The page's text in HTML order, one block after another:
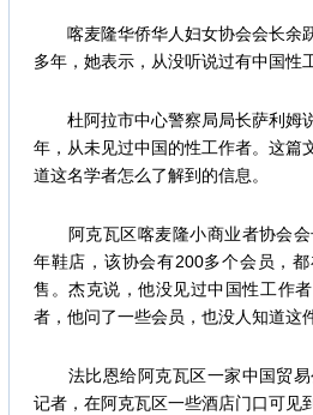
喀麦隆华侨华人妇女协会会长余
多年，她表示，从没听说过有中国性
杜阿拉市中心警察局局长萨利姆
年，从未见过中国的性工作者。这篇
道这名学者怎么了解到的信息。
阿克瓦区喀麦隆小商业者协会会
年鞋店，该协会有200多个会员，
售。杰克说，他没见过中国性工作
者，他问了一些会员，也没人知道这
法比恩给阿克瓦区一家中国贸易
记者，在阿克瓦区一些酒店门口可见